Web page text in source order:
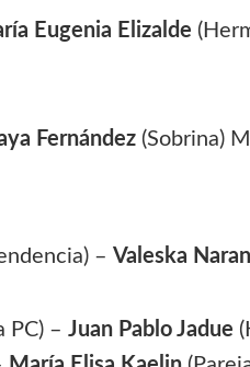
Eugenia Elizalde
Fernández (Sobrina)
– Valeska
PC) – Juan Pablo Jadue